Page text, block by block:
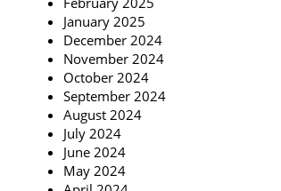
January 2025
December 2024
November 2024
October 2024
September 2024
August 2024
July 2024
June 2024
May 2024